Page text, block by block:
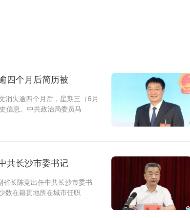
四个月后简历被
消失逾四个月后，星期三（6月
信息。中共政治局委员马
共长沙市委书记
省长陈竞出任中共长沙市委书
数在籍贯地所在城市任职